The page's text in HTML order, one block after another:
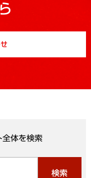
全体を検索
検索